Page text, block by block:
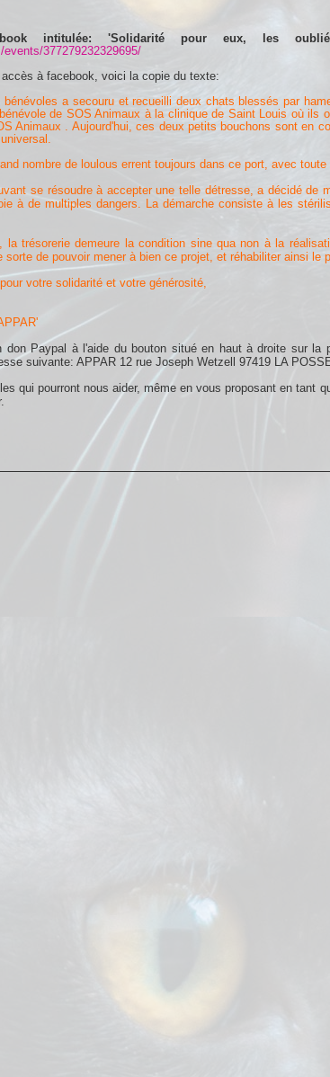
intitulée: 'Solidarité pour eux, les
377279232329695/
à facebook, voici la copie du texte:
a secouru et recueilli deux chats blessés par
de SOS Animaux à la clinique de Saint Louis où ils
Animaux . Aujourd'hui, ces deux petits bouchons sont en
nombre de loulous errent toujours dans ce port, avec
se résoudre à accepter une telle détresse, a décidé
à de multiples dangers. La démarche consiste à les
la trésorerie demeure la condition sine qua non à la
de pouvoir mener à bien ce projet, et réhabiliter ainsi le
votre solidarité et votre générosité,
don Paypal à l'aide du bouton situé en haut à droite sur
suivante: APPAR 12 rue Joseph Wetzell 97419 LA
qui pourront nous aider, même en vous proposant en tant